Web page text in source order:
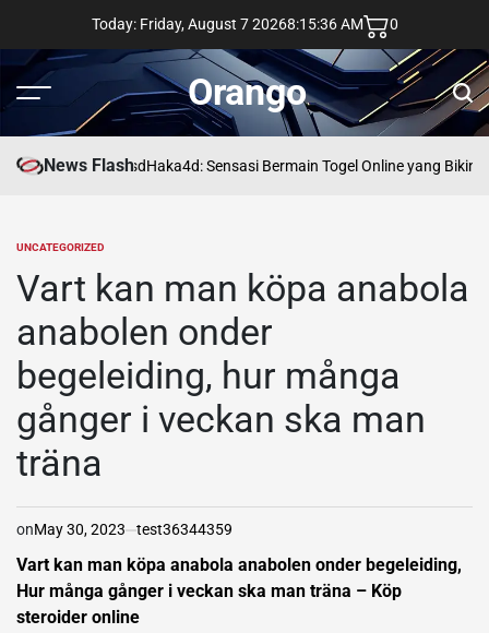
content
Today: Friday, August 7 20268:15:37 AM 0
Menu Orango
News Flash
asdHaka4d: Sensasi Bermain Togel Online yang Bikin
POSTED
UNCATEGORIZED
Vart kan man köpa anabola
anabolen onder
begeleiding, hur många
gånger i veckan ska man
träna
onMay 30, 2023 test36344359
Vart kan man köpa anabola anabolen onder begeleiding,
Hur många gånger i veckan ska man träna – Köp
steroider online